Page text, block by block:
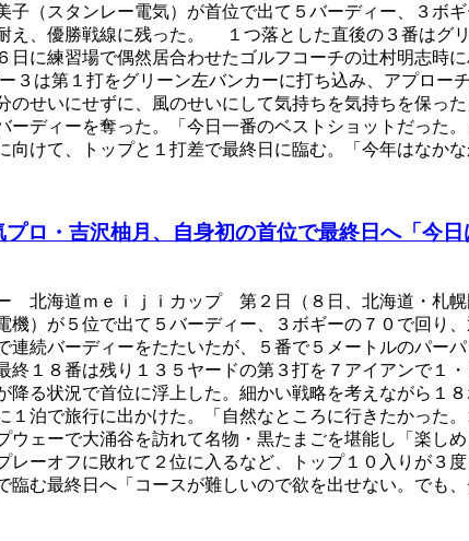
子（スタンレー電気）が首位で出て５バーディー、３
え、優勝戦線に残った。 １つ落とした直後の３番はグ
日に練習場で偶然居合わせたゴルフコーチの辻村明志時
は第１打をグリーン左バンカーに打ち込み、アプロー
のせいにせずに、風のせいにして気持ちを気持ちを保
ーディーを奪った。「今日一番のベストショットだっ
向けて、トップと１打差で最終日に臨む。「今年はなか
プロ・吉沢柚月、自身初の首位で最終日へ「今
北海道ｍｅｉｊｉカップ 第２日（８日、北海道・札
機）が５位で出て５バーディー、３ボギーの７０で回
連続バーディーをたたいたが、５番で５メートルのパー
終１８番は残り１３５ヤードの第３打を７アイアンで
降る状況で首位に浮上した。細かい戦略を考えながら
１泊で旅行に出かけた。「自然なところに行きたかった
ウェーで大涌谷を訪れて名物・黒たまごを堪能し「楽
レーオフに敗れて２位に入るなど、トップ１０入りが３
臨む最終日へ「コースが難しいので欲を出せない。でも